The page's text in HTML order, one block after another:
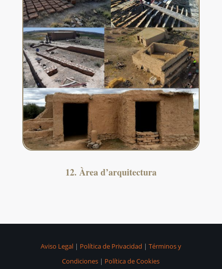
12. Àrea d’arquitectura
Aviso Legal| Política de Privacidad | Términos y
Condiciones | Política de Cookies